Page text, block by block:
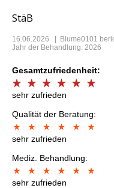
StäB
16.06.2026 | Blume0101
Jahr der Behandlung: 2026
Gesamtzufriedenheit:
sehr zufrieden
Qualität der Beratung:
sehr zufrieden
Mediz. Behandlung:
sehr zufrieden